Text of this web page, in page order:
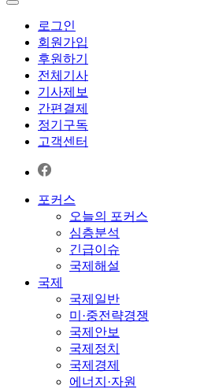
로그인
회원가입
후원하기
전체기사
기사제보
간편결제
정기구독
고객센터
포커스
오늘의 포커스
심층분석
긴급이슈
국제해설
국제
국제일반
미·중전략경쟁
국제안보
국제정치
국제경제
에너지·자원